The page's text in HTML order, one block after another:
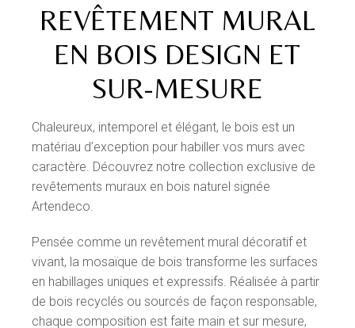
REVÊTEMENT MURAL
EN BOIS DESIGN ET
SUR-MESURE
Chaleureux, intemporel et élégant, le bois est un
matériau d’exception pour habiller vos murs avec
caractère. Découvrez notre collection exclusive de
revêtements muraux en bois naturel signée
Artendeco.
Pensée comme un revêtement mural décoratif et
vivant, la mosaïque de bois transforme les surfaces
en habillages uniques et expressifs. Réalisée à partir
de bois recyclés ou sourcés de façon responsable,
chaque composition est faite main et sur mesure,